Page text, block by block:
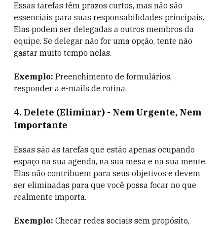
Essas tarefas têm prazos curtos, mas não são
essenciais para suas responsabilidades principais.
Elas podem ser delegadas a outros membros da
equipe. Se delegar não for uma opção, tente não
gastar muito tempo nelas.
Exemplo: Preenchimento de formulários,
responder a e-mails de rotina.
4. Delete (Eliminar) - Nem Urgente, Nem
Importante
Essas são as tarefas que estão apenas ocupando
espaço na sua agenda, na sua mesa e na sua mente.
Elas não contribuem para seus objetivos e devem
ser eliminadas para que você possa focar no que
realmente importa.
Exemplo: Checar redes sociais sem propósito,